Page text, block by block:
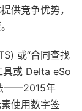
供竞争优势，
或“合同查找
具或 Delta eSo
——2015年
使用数字签